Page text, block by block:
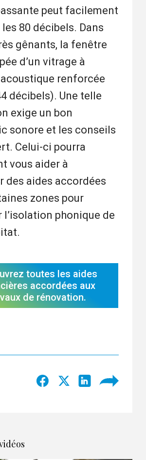
peut facilement
80 décibels. Dans
gênants, la fenêtre
d’un vitrage à
renforcée
décibels). Une telle
exige un bon
sonore et les conseils
Celui-ci pourra
vous aider à
des aides accordées
zones pour
l’isolation phonique de
toutes les aides
accordées aux
de rénovation.